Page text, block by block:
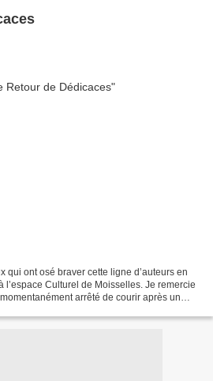
qui ont osé braver cette ligne d’auteurs en
l’espace Culturel de Moisselles. Je remercie
arrêté de courir après un